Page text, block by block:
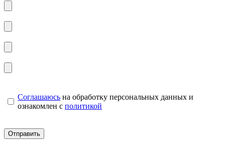
Соглашаюсь на обработку персональных данных и
ознакомлен с политикой